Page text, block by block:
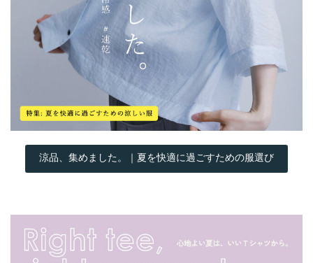
涼品、集めました。｜夏を快適に過ごすための服選び